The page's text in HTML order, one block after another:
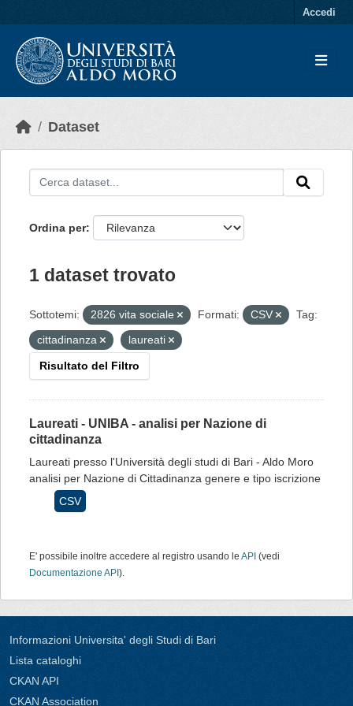
Accedi
Dataset
Ordina per
1 dataset trovato
Sottotemi: 2826 vita sociale Formati: CSV
Tag:
cittadinanza
laureati
Risultato del Filtro
Laureati - UNIBA - analisi per Nazione di
cittadinanza
Laureati presso l'Università degli studi di Bari - Aldo Moro
analisi per Nazione di Cittadinanza genere e tipo iscrizione
CSV
E' possibile inoltre accedere al registro usando le API (vedi
Documentazione API ).
Informazioni Universita' degli Studi di Bari
Lista cataloghi
CKAN API
CKAN Association